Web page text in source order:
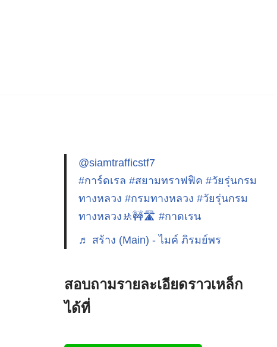
@siamtrafficstf7
#การ์ดเรล #สยามทราฟฟิค #วัยรุ่นกรม
ทางหลวง #กรมทางหลวง #วัยรุ่นกรม
ทางหลวง🚸🚧🛣️ #กาดเรน
♬ สร้าง (Main) - ไมค์ ภิรมย์พร
สอบถามรายละเอียดราวเหล็ก
ได้ที่